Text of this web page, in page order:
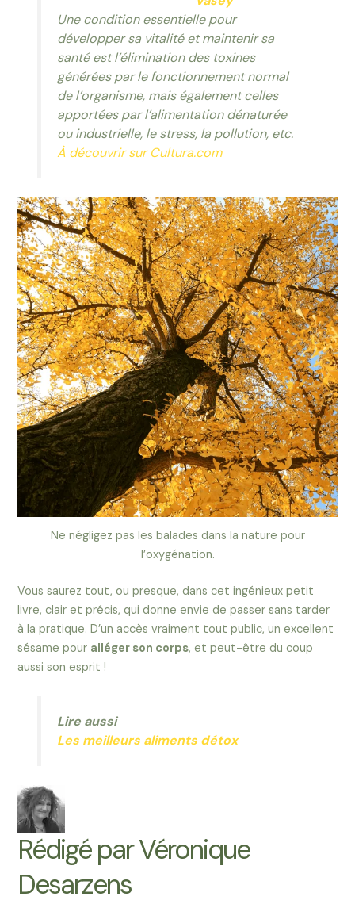
Une condition essentielle pour
développer sa vitalité et maintenir sa
santé est l’élimination des toxines
générées par le fonctionnement normal
de l’organisme, mais également celles
apportées par l’alimentation dénaturée
ou industrielle, le stress, la pollution, etc.
À découvrir sur Cultura.com
Ne négligez pas les balades dans la nature pour
l’oxygénation.
Vous saurez tout, ou presque, dans cet ingénieux petit
livre, clair et précis, qui donne envie de passer sans tarder
à la pratique. D’un accès vraiment tout public, un excellent
sésame pour alléger son corps, et peut-être du coup
aussi son esprit !
Lire aussi
Les meilleurs aliments détox
Rédigé par Véronique
Desarzens